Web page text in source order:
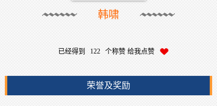
韩啸
已经得到 122 个称赞 给我点赞
荣誉及奖励